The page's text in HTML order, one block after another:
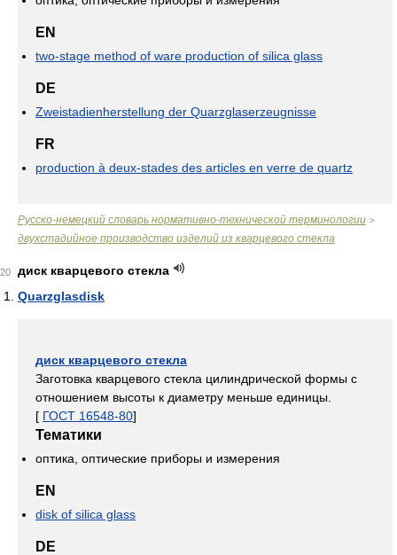
EN
two-stage method of ware production of silica glass
DE
Zweistadienherstellung der Quarzglaserzeugnisse
FR
production à deux-stades des articles en verre de quartz
Русско-немецкий словарь нормативно-технической терминологии >
двухстадийное производство изделий из кварцевого стекла
20
диск кварцевого стекла
Quarzglasdisk
диск кварцевого стекла
Заготовка кварцевого стекла цилиндрической формы с
отношением высоты к диаметру меньше единицы.
[ ГОСТ 16548-80]
Тематики
оптика, оптические приборы и измерения
EN
disk of silica glass
DE